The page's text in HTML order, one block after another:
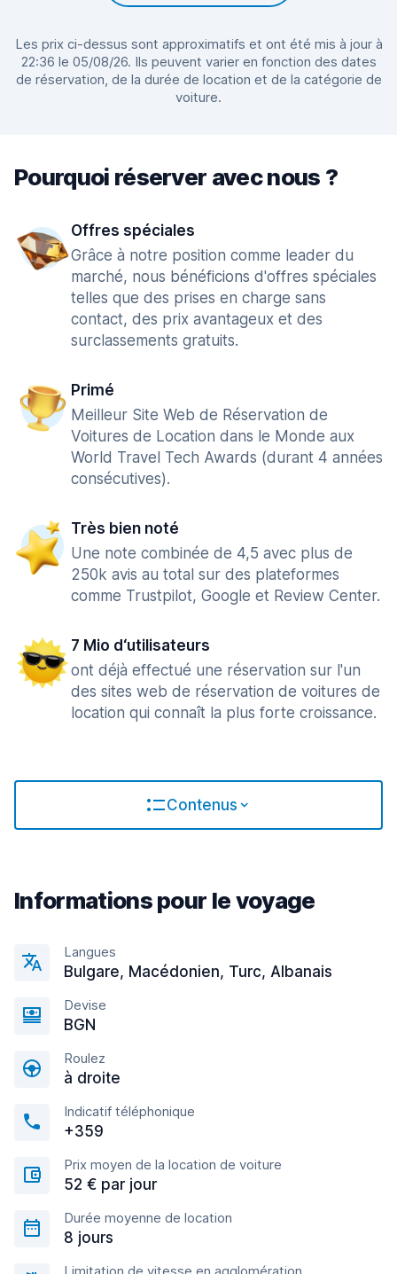
Les prix ci-dessus sont approximatifs et ont été mis à jour à
22:36 le 05/08/26. Ils peuvent varier en fonction des dates
de réservation, de la durée de location et de la catégorie de
voiture.
Pourquoi réserver avec nous ?
Offres spéciales
Grâce à notre position comme leader du
marché, nous bénéficions d'offres spéciales
telles que des prises en charge sans
contact, des prix avantageux et des
surclassements gratuits.
Primé
Meilleur Site Web de Réservation de
Voitures de Location dans le Monde aux
World Travel Tech Awards (durant 4 années
consécutives).
Très bien noté
Une note combinée de 4,5 avec plus de
250k avis au total sur des plateformes
comme Trustpilot, Google et Review Center.
7 Mio d‘utilisateurs
ont déjà effectué une réservation sur l'un
des sites web de réservation de voitures de
location qui connaît la plus forte croissance.
Contenus
Informations pour le voyage
Langues
Bulgare, Macédonien, Turc, Albanais
Devise
BGN
Roulez
à droite
Indicatif téléphonique
+359
Prix moyen de la location de voiture
52 € par jour
Durée moyenne de location
8 jours